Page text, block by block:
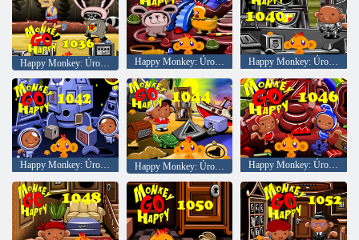
Happy Monkey: Úroveň 1036 Happy Monkey: Úroveň 1038 Happy Monkey: Úroveň 1040
Happy Monkey: Úroveň 1042 Happy Monkey: Úroveň 1044 Happy Monkey: Úroveň 1046